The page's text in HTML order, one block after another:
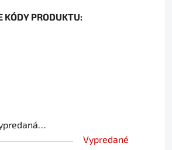
KÓDY PRODUKTU:
Vypredané